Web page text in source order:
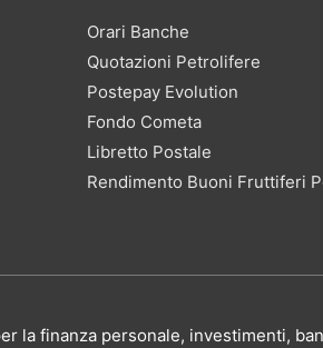
Orari Banche
Quotazioni Petrolifere
Postepay Evolution
Fondo Cometa
Libretto Postale
Rendimento Buoni Fruttiferi
finanza personale, investimenti,